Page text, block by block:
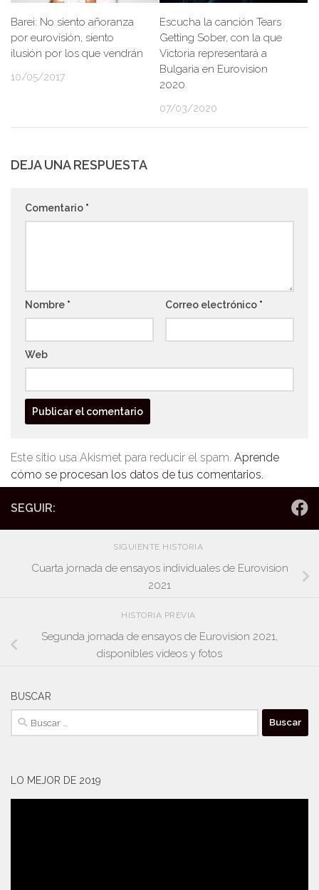
Barei: No siento añoranza
por eurovisión, siento
ilusión por los que vendrán
10/05/2017
Escucha la canción Tears
Getting Sober, con la que
Victoria representará a
Bulgaria en Eurovision
2020
07/03/2020
DEJA UNA RESPUESTA
Comentario *
Nombre * Correo electrónico *
Web
Este sitio usa Akismet para reducir el spam. Aprende
cómo se procesan los datos de tus comentarios.
SEGUIR:
SIGUIENTE HISTORIA
Cuarta jornada de ensayos individuales de Eurovision
2021
HISTORIA PREVIA
Segunda jornada de ensayos de Eurovision 2021,
disponibles videos y fotos
BUSCAR
Buscar:
LO MEJOR DE 2019